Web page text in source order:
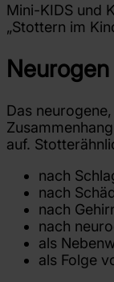
Mini-KIDS und
„Stottern im
Das
auf.
nach
nach
nach
nach
als
als Folge